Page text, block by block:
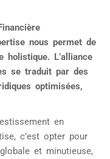
nous permet de
L’alliance
se traduit par des
optimisées,
en
c’est opter pour
et minutieuse,